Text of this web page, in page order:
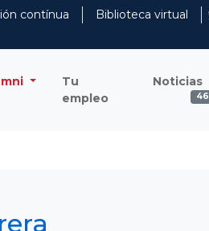
contínua
Biblioteca virtual
Tu
empleo
Noticias
46